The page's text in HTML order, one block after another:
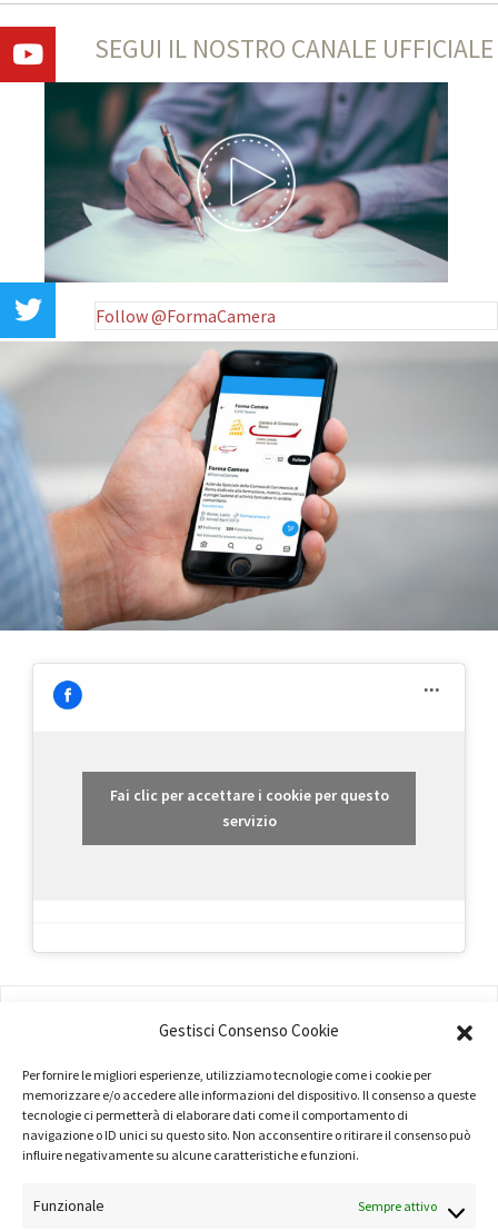
Gestisci Consenso Cookie
Per fornire le migliori esperienze, utilizziamo tecnologie come i cookie per
memorizzare e/o accedere alle informazioni del dispositivo. Il consenso a queste
tecnologie ci permetterà di elaborare dati come il comportamento di
navigazione o ID unici su questo sito. Non acconsentire o ritirare il consenso può
influire negativamente su alcune caratteristiche e funzioni.
Funzionale Sempre attivo
SEGUI IL NOSTRO CANALE UFFICIALE
Follow @FormaCamera
Fai clic per accettare i cookie per questo
servizio
TERMINI E CONDIZIONI
PRIVACY POLICY